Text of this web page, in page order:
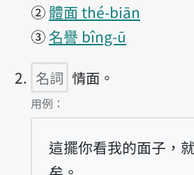
② 體面 thé-biān
③ 名譽 bîng-ū
名詞 情面。
第2項釋義的
用例：
這擺你看我的面子，